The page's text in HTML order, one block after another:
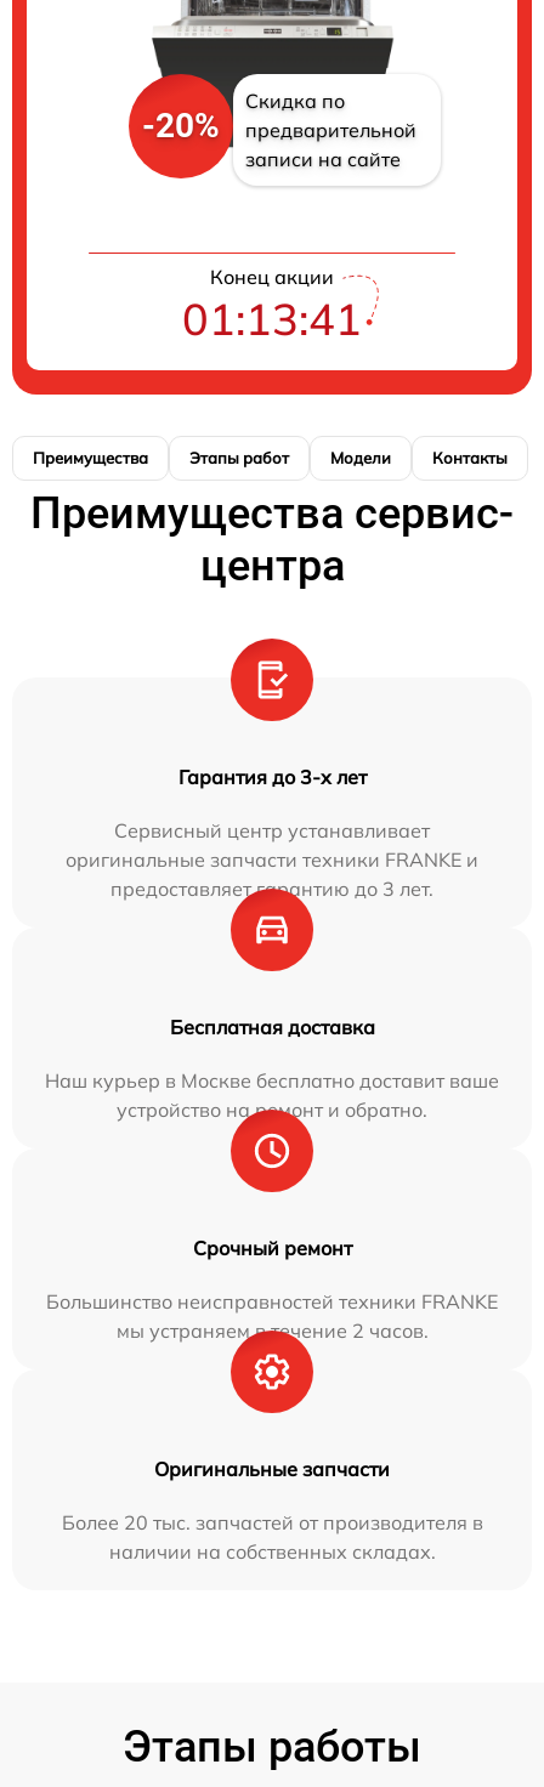
-20%
Скидка по
предварительной
записи на сайте
Конец акции
01:13:41
Преимущества Этапы работ Модели Контакты
Преимущества сервис-
центра
Гарантия до 3-х лет
Сервисный центр устанавливает
оригинальные запчасти техники FRANKE и
предоставляет гарантию до 3 лет.
Бесплатная доставка
Наш курьер в Москве бесплатно доставит ваше
устройство на ремонт и обратно.
Срочный ремонт
Большинство неисправностей техники FRANKE
мы устраняем в течение 2 часов.
Оригинальные запчасти
Более 20 тыс. запчастей от производителя в
наличии на собственных складах.
Этапы работы